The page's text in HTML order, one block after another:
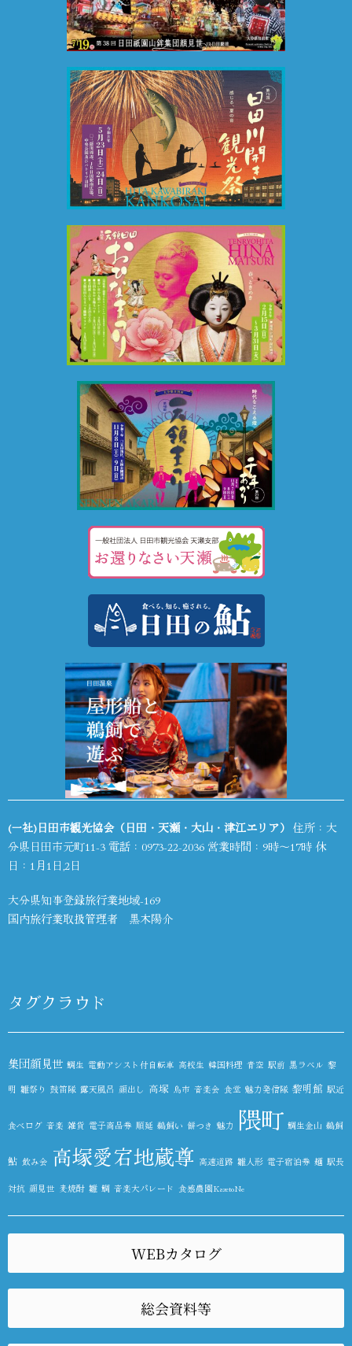
(一社)日田市観光協会（日田・天瀬・大山・津江エリア） 住所：大
分県日田市元町11-3 電話： 0973-22-2036 営業時間：9時～17時 休
日：1月1日,2日
大分県知事登録旅行業地域-169
国内旅行業取扱管理者 黒木陽介
タグクラウド
集団顔見世 鯛生 電動アシスト付自転車 高校生 韓国料理 青空 駅前 黒ラベル 黎
明 雛祭り 鼓笛隊 露天風呂 顔出し 高塚 鳥市 音楽会 食堂 魅力発信隊 黎明館 駅近
食べログ 音楽 雑貨 電子商品券 順延 鵜飼い 餅つき 魅力 隈町 鯛生金山 鵜飼
鮎 飲み会 高塚愛宕地蔵尊 高速道路 雛人形 電子宿泊券 麺 駅長
対抗 顔見世 麦焼酎 雛 鯛 音楽大パレード 食感農園KazetoNe
WEBカタログ
総会資料等